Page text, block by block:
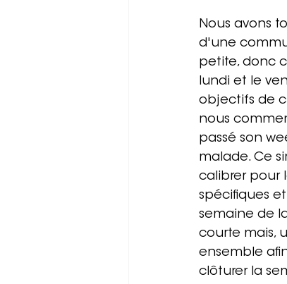
Nous avons
d'une
petite, donc
lundi et le
objectifs de
nous
passé son
malade. Ce
calibrer pour
spécifiques
semaine de
courte mais,
ensemble
clôturer la